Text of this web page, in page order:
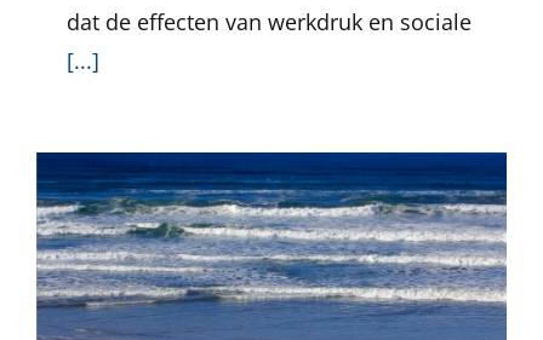
dat de effecten van werkdruk en sociale
[...]